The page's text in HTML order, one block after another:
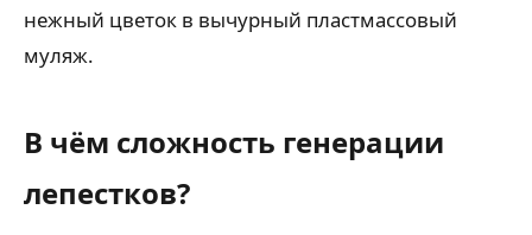
нежный цветок в вычурный пластмассовый
муляж.
В чём сложность генерации
лепестков?